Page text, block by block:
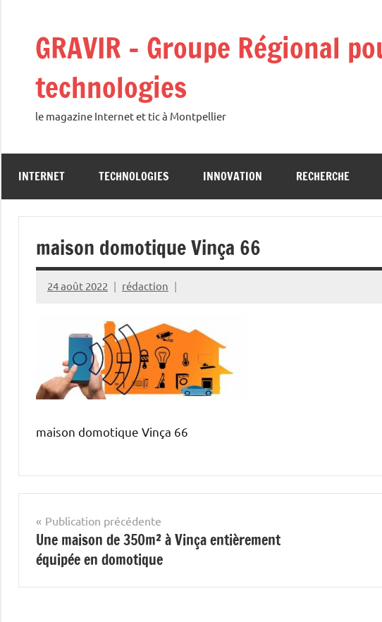
contenuGRAVIR – Groupe Régional
technologies
le magazine Internet et tic à Montpellier
INTERNET TECHNOLOGIES INNOVATION RECHERCHE
maison domotique Vinça 66
24 août 2022 rédaction
maison domotique Vinça 66
Navigation
de
l’article
Publication précédente
Une maison de 350m² à Vinça entièrement
équipée en domotique